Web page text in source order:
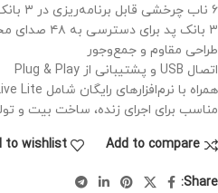
۶ ناب چرخشی قابل برنامه‌ریزی در ۳ بانک (مجموعاً ۱۸ ناب)
۳ بانک پد برای دسترسی به ۴۸ صدای مختلف
طراحی مقاوم و جمع‌وجور
اتصال USB و پشتیبانی از Plug & Play
همراه با نرم‌افزارهای رایگان شامل Ableton Live Lite و MPC Beats
مناسب برای اجرای زنده، ساخت بیت و
Add to compare
to wishlist
Share: